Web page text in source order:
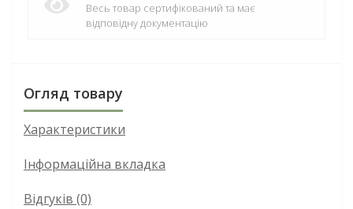
Весь товар сертифікований та має
відповідну документацію
Огляд товару
Характеристики
Інформаційна вкладка
Відгуків (0)